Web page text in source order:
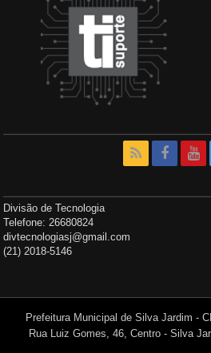
Divisão de Tecnologia
Telefone: 26680824
divtecnologiasj@gmail.com
(21) 2018-5146
Prefeitura Municipal de Silva Jardim -
Rua Luiz Gomes, 46, Centro - Silva